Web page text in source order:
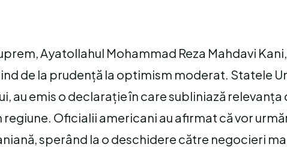
Ayatollahul Mohammad Reza Mahdavi
de la prudență la optimism moderat. Statele
au emis o declarație în care subliniază relevanța
Oficialii americani au afirmat că vor
sperând la o deschidere către negocieri